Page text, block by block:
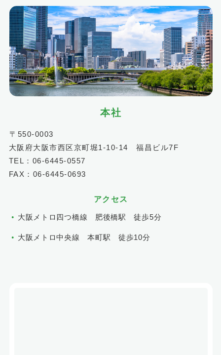
本社
〒550-0003
大阪府大阪市西区京町堀1-10-14 福昌ビル7F
TEL：06-6445-0557
FAX：06-6445-0693
アクセス
大阪メトロ四つ橋線 肥後橋駅 徒歩5分
大阪メトロ中央線 本町駅 徒歩10分